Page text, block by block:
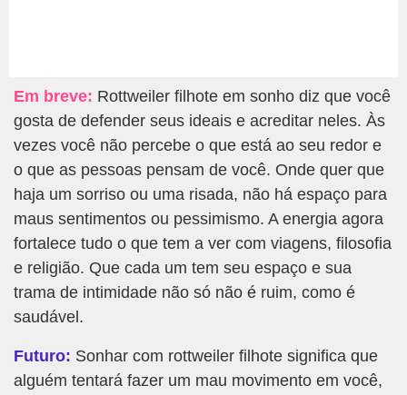
Em breve: Rottweiler filhote em sonho diz que você
gosta de defender seus ideais e acreditar neles. Às
vezes você não percebe o que está ao seu redor e
o que as pessoas pensam de você. Onde quer que
haja um sorriso ou uma risada, não há espaço para
maus sentimentos ou pessimismo. A energia agora
fortalece tudo o que tem a ver com viagens, filosofia
e religião. Que cada um tem seu espaço e sua
trama de intimidade não só não é ruim, como é
saudável.
Futuro: Sonhar com rottweiler filhote significa que
alguém tentará fazer um mau movimento em você,